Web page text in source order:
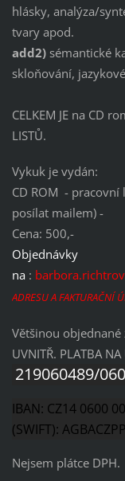
hlásky, analýza/
tvary apod.
add2)sémantické
skloňování,
CELKEM JE na CD
LISTŮ.
Vykuk je vydán:
CD ROM -
posílat mailem) -
Cena: 500,-
Objednávky
na :
ADRESU A FAKTURAČNÍ
Většinou objednané
UVNITŘ. PLATBA
219060489/
IBAN: CZ14 0600
(SWIFT): AGBACZPP
Nejsem plátce DPH.